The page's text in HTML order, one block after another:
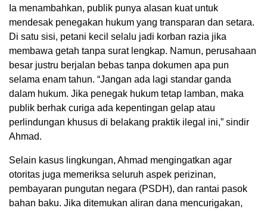
Ia menambahkan, publik punya alasan kuat untuk
mendesak penegakan hukum yang transparan dan setara.
Di satu sisi, petani kecil selalu jadi korban razia jika
membawa getah tanpa surat lengkap. Namun, perusahaan
besar justru berjalan bebas tanpa dokumen apa pun
selama enam tahun. “Jangan ada lagi standar ganda
dalam hukum. Jika penegak hukum tetap lamban, maka
publik berhak curiga ada kepentingan gelap atau
perlindungan khusus di belakang praktik ilegal ini,” sindir
Ahmad.
Selain kasus lingkungan, Ahmad mengingatkan agar
otoritas juga memeriksa seluruh aspek perizinan,
pembayaran pungutan negara (PSDH), dan rantai pasok
bahan baku. Jika ditemukan aliran dana mencurigakan,